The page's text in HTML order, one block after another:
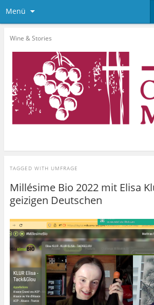
Menü
Wine & Stories
TAGGED WITH UMFRAGE
Millésime Bio 2022 mit Elisa
geizigen Deutschen